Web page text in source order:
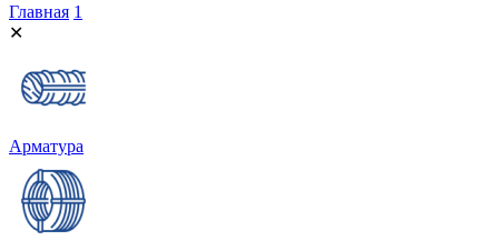
Главная 1
✕
Арматура